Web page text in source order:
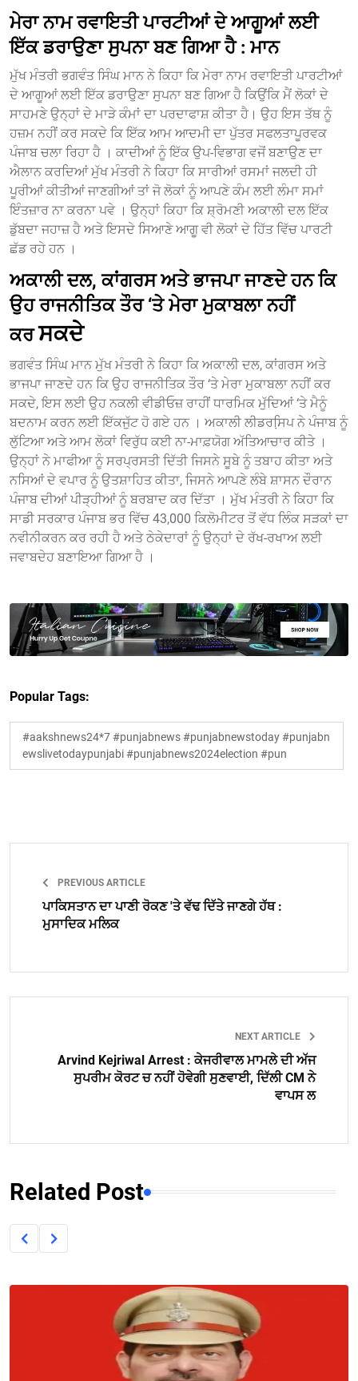
ਮੇਰਾ ਨਾਮ ਰਵਾਇਤੀ ਪਾਰਟੀਆਂ ਦੇ ਆਗੂਆਂ ਲਈ
ਇੱਕ ਡਰਾਉਣਾ ਸੁਪਨਾ ਬਣ ਗਿਆ ਹੈ : ਮਾਨ
ਮੁੱਖ ਮੰਤਰੀ ਭਗਵੰਤ ਸਿੰਘ ਮਾਨ ਨੇ ਕਿਹਾ ਕਿ ਮੇਰਾ ਨਾਮ ਰਵਾਇਤੀ ਪਾਰਟੀਆਂ
ਦੇ ਆਗੂਆਂ ਲਈ ਇੱਕ ਡਰਾਉਣਾ ਸੁਪਨਾ ਬਣ ਗਿਆ ਹੈ ਕਿਉਂਕਿ ਮੈਂ ਲੋਕਾਂ ਦੇ
ਸਾਹਮਣੇ ਉਨ੍ਹਾਂ ਦੇ ਮਾੜੇ ਕੰਮਾਂ ਦਾ ਪਰਦਾਫਾਸ਼ ਕੀਤਾ ਹੈ। ਉਹ ਇਸ ਤੱਥ ਨੂੰ
ਹਜ਼ਮ ਨਹੀਂ ਕਰ ਸਕਦੇ ਕਿ ਇੱਕ ਆਮ ਆਦਮੀ ਦਾ ਪੁੱਤਰ ਸਫਲਤਾਪੂਰਵਕ
ਪੰਜਾਬ ਚਲਾ ਰਿਹਾ ਹੈ । ਕਾਦੀਆਂ ਨੂੰ ਇੱਕ ਉਪ-ਵਿਭਾਗ ਵਜੋਂ ਬਣਾਉਣ ਦਾ
ਐਲਾਨ ਕਰਦਿਆਂ ਮੁੱਖ ਮੰਤਰੀ ਨੇ ਕਿਹਾ ਕਿ ਸਾਰੀਆਂ ਰਸਮਾਂ ਜਲਦੀ ਹੀ
ਪੂਰੀਆਂ ਕੀਤੀਆਂ ਜਾਣਗੀਆਂ ਤਾਂ ਜੋ ਲੋਕਾਂ ਨੂੰ ਆਪਣੇ ਕੰਮ ਲਈ ਲੰਮਾ ਸਮਾਂ
ਇੰਤਜ਼ਾਰ ਨਾ ਕਰਨਾ ਪਵੇ । ਉਨ੍ਹਾਂ ਕਿਹਾ ਕਿ ਸ਼੍ਰੋਮਣੀ ਅਕਾਲੀ ਦਲ ਇੱਕ
ਡੁੱਬਦਾ ਜਹਾਜ਼ ਹੈ ਅਤੇ ਇਸਦੇ ਸਿਆਣੇ ਆਗੂ ਵੀ ਲੋਕਾਂ ਦੇ ਹਿੱਤ ਵਿੱਚ ਪਾਰਟੀ
ਛੱਡ ਰਹੇ ਹਨ ।
ਅਕਾਲੀ ਦਲ, ਕਾਂਗਰਸ ਅਤੇ ਭਾਜਪਾ ਜਾਣਦੇ ਹਨ ਕਿ
ਉਹ ਰਾਜਨੀਤਿਕ ਤੌਰ ‘ਤੇ ਮੇਰਾ ਮੁਕਾਬਲਾ ਨਹੀਂ
ਕਰਸਕਦੇ
ਭਗਵੰਤ ਸਿੰਘ ਮਾਨ ਮੁੱਖ ਮੰਤਰੀ ਨੇ ਕਿਹਾ ਕਿ ਅਕਾਲੀ ਦਲ, ਕਾਂਗਰਸ ਅਤੇ
ਭਾਜਪਾ ਜਾਣਦੇ ਹਨ ਕਿ ਉਹ ਰਾਜਨੀਤਿਕ ਤੌਰ ‘ਤੇ ਮੇਰਾ ਮੁਕਾਬਲਾ ਨਹੀਂ ਕਰ
ਸਕਦੇ, ਇਸ ਲਈ ਉਹ ਨਕਲੀ ਵੀਡੀਓਜ਼ ਰਾਹੀਂ ਧਾਰਮਿਕ ਮੁੱਦਿਆਂ ‘ਤੇ ਮੈਨੂੰ
ਬਦਨਾਮ ਕਰਨ ਲਈ ਇੱਕਜੁੱਟ ਹੋ ਗਏ ਹਨ । ਅਕਾਲੀ ਲੀਡਰਸਿ਼ਪ ਨੇ ਪੰਜਾਬ ਨੂੰ
ਲੁੱਟਿਆ ਅਤੇ ਆਮ ਲੋਕਾਂ ਵਿਰੁੱਧ ਕਈ ਨਾ-ਮਾਫ਼ਯੋਗ ਅੱਤਿਆਚਾਰ ਕੀਤੇ ।
ਉਨ੍ਹਾਂ ਨੇ ਮਾਫੀਆ ਨੂੰ ਸਰਪ੍ਰਸਤੀ ਦਿੱਤੀ ਜਿਸਨੇ ਸੂਬੇ ਨੂੰ ਤਬਾਹ ਕੀਤਾ ਅਤੇ
ਨਸਿਆਂ ਦੇ ਵਪਾਰ ਨੂੰ ਉਤਸ਼ਾਹਿਤ ਕੀਤਾ, ਜਿਸਨੇ ਆਪਣੇ ਲੰਬੇ ਸ਼ਾਸਨ ਦੌਰਾਨ
ਪੰਜਾਬ ਦੀਆਂ ਪੀੜ੍ਹੀਆਂ ਨੂੰ ਬਰਬਾਦ ਕਰ ਦਿੱਤਾ । ਮੁੱਖ ਮੰਤਰੀ ਨੇ ਕਿਹਾ ਕਿ
ਸਾਡੀ ਸਰਕਾਰ ਪੰਜਾਬ ਭਰ ਵਿੱਚ 43,000 ਕਿਲੋਮੀਟਰ ਤੋਂ ਵੱਧ ਲਿੰਕ ਸੜਕਾਂ ਦਾ
ਨਵੀਨੀਕਰਨ ਕਰ ਰਹੀ ਹੈ ਅਤੇ ਠੇਕੇਦਾਰਾਂ ਨੂੰ ਉਨ੍ਹਾਂ ਦੇ ਰੱਖ-ਰਖਾਅ ਲਈ
ਜਵਾਬਦੇਹ ਬਣਾਇਆ ਗਿਆ ਹੈ ।
Popular Tags:
#aakshnews24*7 #punjabnews #punjabnewstoday #punjabn
ewslivetodaypunjabi #punjabnews2024election #pun
PREVIOUS ARTICLE
ਪਾਕਿਸਤਾਨ ਦਾ ਪਾਣੀ ਰੋਕਣ 'ਤੇ ਵੱਢ ਦਿੱਤੇ ਜਾਣਗੇ ਹੱਥ :
ਮੁਸਾਦਿਕ ਮਲਿਕ
NEXT ARTICLE
Arvind Kejriwal Arrest : ਕੇਜਰੀਵਾਲ ਮਾਮਲੇ ਦੀ ਅੱਜ
ਸੁਪਰੀਮ ਕੋਰਟ ਚ ਨਹੀਂ ਹੋਵੇਗੀ ਸੁਣਵਾਈ, ਦਿੱਲੀ CM ਨੇ
ਵਾਪਸ ਲ
Related Post